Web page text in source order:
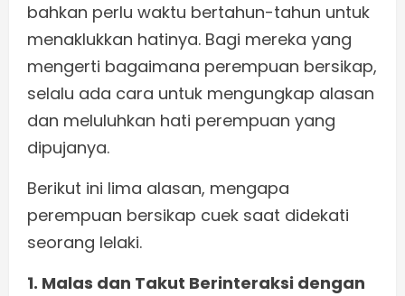
bahkan perlu waktu bertahun-tahun untuk
menaklukkan hatinya. Bagi mereka yang
mengerti bagaimana perempuan bersikap,
selalu ada cara untuk mengungkap alasan
dan meluluhkan hati perempuan yang
dipujanya.
Berikut ini lima alasan, mengapa
perempuan bersikap cuek saat didekati
seorang lelaki.
1. Malas dan Takut Berinteraksi dengan